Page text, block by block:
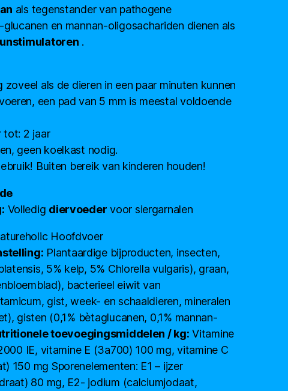
als tegenstander van pathogene
en mannan-oligosachariden dienen als
.
zoveel als de dieren in een paar minuten kunnen
een pad van 5 mm is meestal voldoende
tot: 2 jaar
geen koelkast nodig.
Buiten bereik van kinderen houden!
Volledig diervoeder voor siergarnalen
Hoofdvoer
Plantaardige bijproducten, insecten,
5% kelp, 5% Chlorella vulgaris), graan,
bacterieel eiwit van
gist, week- en schaaldieren, mineralen
gisten (0,1% bètaglucanen, 0,1% mannan-
toevoegingsmiddelen / kg: Vitamine
IE, vitamine E (3a700) 100 mg, vitamine C
150 mg Sporenelementen: E1 – ijzer
80 mg, E2- jodium (calciumjodaat,